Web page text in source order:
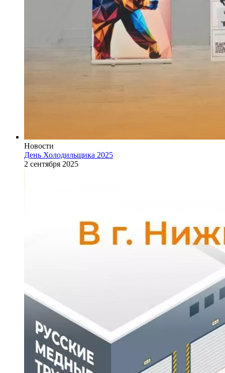
Новости
День Холодильщика 2025
2 сентября 2025